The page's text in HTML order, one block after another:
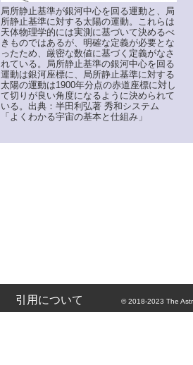
局所静止基準が銀河中心を回る運動と、局
所静止基準に対する太陽の運動。これらは
天体物理学的には実測に基づいて決めるべ
きものではあるが、明確な定義が必要とな
ったため、厳密な数値に基づく定義がなさ
れている。局所静止基準の銀河中心を回る
運動は銀河座標に、局所静止基準に対する
太陽の運動は1900年分点の赤道座標に対し
て切りが良い角度になるように決められて
いる。出典：半田利弘著 秀和システム
「よくわかる宇宙の基本と仕組み」
引用について © 2018-2023 The